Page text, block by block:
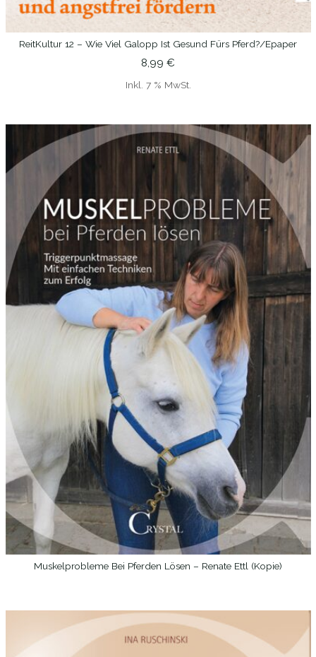
IN DEN WARENKORB
ReitKultur 12 – Wie Viel Galopp Ist Gesund Fürs Pferd?/epaper
8,99 €
Inkl. 7 % MwSt.
WEITERLESEN
Muskelprobleme Bei Pferden Lösen – Renate Ettl (Kopie)